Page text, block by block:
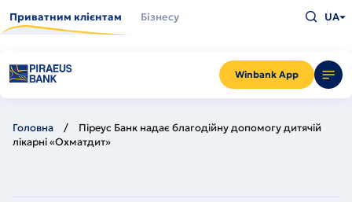
до
основного
Приватним клієнтам Бізнесу
Winbank App
що
Enter
UA
Головна
Піреус Банк надає благодійну допомогу дитячій
лікарні «Охматдит»